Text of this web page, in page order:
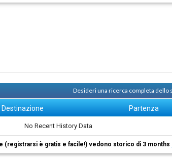
Desideri una ricerca completa dello
Destinazione Partenza
No Recent History Data
(registrarsi è gratis e facile!) vedono storico di 3 months